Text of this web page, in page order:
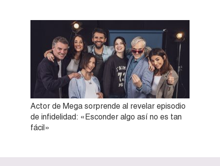
Actor de Mega sorprende al revelar episodio
de infidelidad: «Esconder algo así no es tan
fácil»